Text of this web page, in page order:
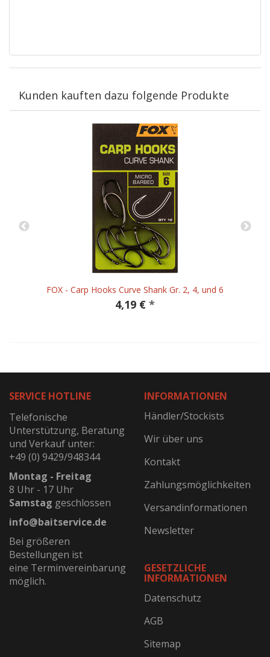
Kunden kauften dazu folgende Produkte
FOX - Carp Hooks Curve Shank Gr. 2, 4, und 6
4,19 € *
SERVICE HOTLINE
Telefonische
Unterstützung, Beratung
und Verkauf unter:
+49 (0) 9429/948344
Montag - Freitag
8 Uhr - 17 Uhr
Samstag geschlossen
info@baitservice.de
Bei größeren
Bestellungen ist
eine Terminvereinbarung
möglich.
INFORMATIONEN
Händler/Stockists
Wir über uns
Kontakt
Zahlungsmöglichkeiten
Versandinformationen
Newsletter
GESETZLICHE
INFORMATIONEN
Datenschutz
AGB
Sitemap